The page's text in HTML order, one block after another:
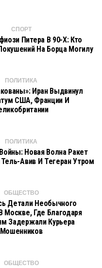
СПОРТ
Питера В 90-Х: Кто
На Борца Могилу
ПОЛИТИКА
Иран Выдвинул
США, Франции И
ПОЛИТИКА
Новая Волна Ракет
Авив И Тегеран Утром
ОБЩЕСТВО
Детали Необычного
Москве, Где Благодаря
Задержали Курьера
Мошенников
ОБЩЕСТВО